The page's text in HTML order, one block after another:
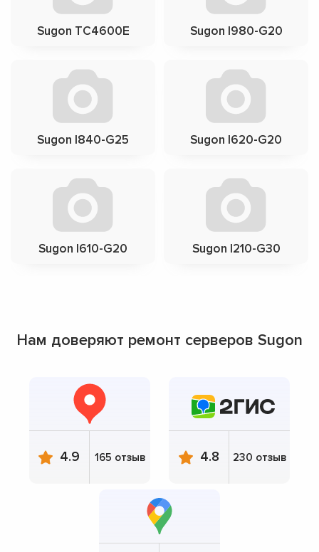
Sugon TC4600E Sugon I980-G20
Sugon I840-G25 Sugon I620-G20
Sugon I610-G20 Sugon I210-G30
Нам доверяют ремонт серверов Sugon
4.9 165 отзыв 4.8 230 отзыв